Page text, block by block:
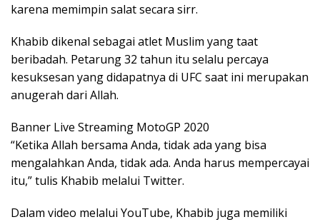
karena memimpin salat secara sirr.
Khabib dikenal sebagai atlet Muslim yang taat
beribadah. Petarung 32 tahun itu selalu percaya
kesuksesan yang didapatnya di UFC saat ini merupakan
anugerah dari Allah.
Banner Live Streaming MotoGP 2020
“Ketika Allah bersama Anda, tidak ada yang bisa
mengalahkan Anda, tidak ada. Anda harus mempercayai
itu,” tulis Khabib melalui Twitter.
Dalam video melalui YouTube, Khabib juga memiliki